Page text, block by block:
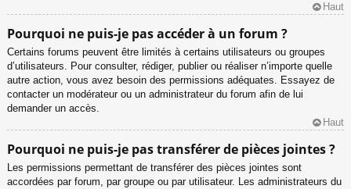
Haut
Pourquoi ne puis-je pas accéder à un forum ?
Certains forums peuvent être limités à certains utilisateurs ou groupes
d’utilisateurs. Pour consulter, rédiger, publier ou réaliser n’importe quelle
autre action, vous avez besoin des permissions adéquates. Essayez de
contacter un modérateur ou un administrateur du forum afin de lui
demander un accès.
Haut
Pourquoi ne puis-je pas transférer de pièces jointes ?
Les permissions permettant de transférer des pièces jointes sont
accordées par forum, par groupe ou par utilisateur. Les administrateurs du